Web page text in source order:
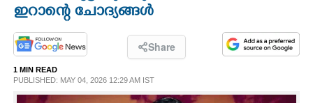
ഇറാന്റെ ചോദ്യങ്ങൾ
Share
1 MIN READ
PUBLISHED: MAY 04, 2026 12:29 AM IST